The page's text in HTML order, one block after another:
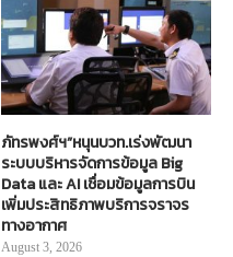
ภัทรพงศ์ฯ”หนุนบวท.เร่งพัฒนา
ระบบบริหารจัดการข้อมูล Big
Data และ AI เชื่อมข้อมูลการบิน
เพิ่มประสิทธิภาพบริการจราจร
ทางอากาศ
August 3, 2026